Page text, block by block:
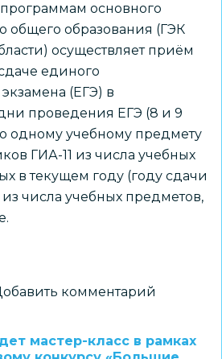
основного
общего образования (ГЭК
осуществляет приём
единого
(ЕГЭ) в
проведения ЕГЭ (8 и 9
одному учебному предмету
ГИА-11 из числа учебных
в текущем году (году сдачи
из числа учебных предметов,
комментарий
мастер-класс в рамках